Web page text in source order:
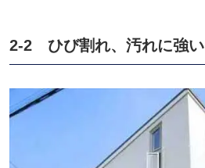
2-2 ひび割れ、汚れに強い